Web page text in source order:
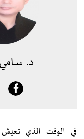
د.
في الوقت الذي